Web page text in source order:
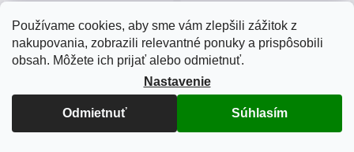
Používame cookies, aby sme vám zlepšili zážitok z
nakupovania, zobrazili relevantné ponuky a prispôsobili
obsah. Môžete ich prijať alebo odmietnuť.
Nastavenie
Odmietnuť Súhlasím